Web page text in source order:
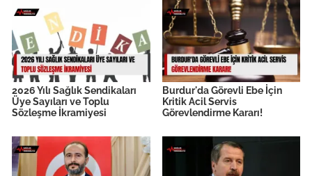
2026 Yılı Sağlık Sendikaları
Üye Sayıları ve Toplu
Sözleşme İkramiyesi
Burdur'da Görevli Ebe İçin
Kritik Acil Servis
Görevlendirme Kararı!